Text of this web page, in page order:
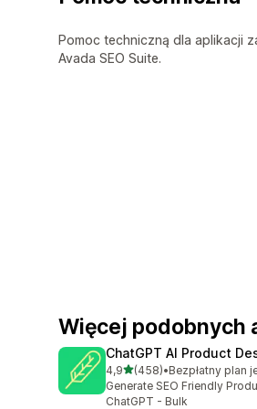
Pomoc techniczną dla aplikacji
Avada SEO Suite.
Więcej podobnych
ChatGPT AI Product
4,9na 5 gwiazdek
(458)
Łączna liczba recenzji: 458
•Bezpłatny plan
Generate SEO Friendly
ChatGPT - Bulk